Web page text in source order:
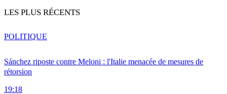
LES PLUS RÉCENTS
Sánchez riposte contre Meloni : l'Italie menacée de mesures de
rétorsion
19:18
POLITIQUE